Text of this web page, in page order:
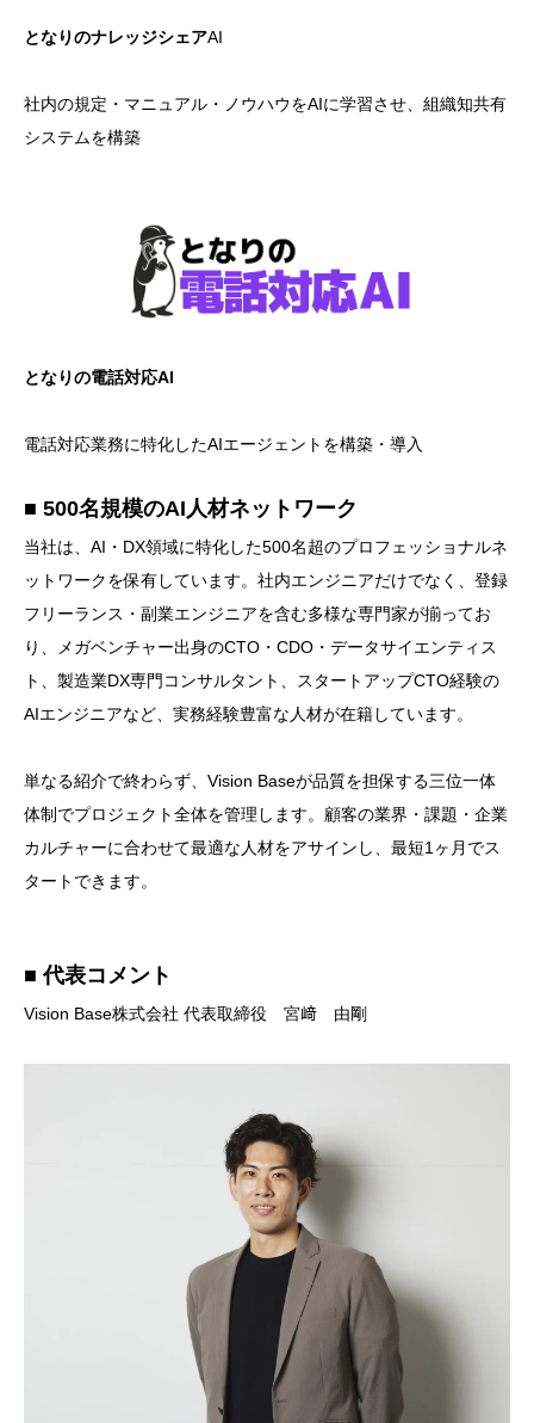
となりのナレッジシェアAI
社内の規定・マニュアル・ノウハウをAIに学習させ、組織知共有
システムを構築
となりの電話対応AI
電話対応業務に特化したAIエージェントを構築・導入
■ 500名規模のAI人材ネットワーク
当社は、AI・DX領域に特化した500名超のプロフェッショナルネ
ットワークを保有しています。社内エンジニアだけでなく、登録
フリーランス・副業エンジニアを含む多様な専門家が揃ってお
り、メガベンチャー出身のCTO・CDO・データサイエンティス
ト、製造業DX専門コンサルタント、スタートアップCTO経験の
AIエンジニアなど、実務経験豊富な人材が在籍しています。
単なる紹介で終わらず、Vision Baseが品質を担保する三位一体
体制でプロジェクト全体を管理します。顧客の業界・課題・企業
カルチャーに合わせて最適な人材をアサインし、最短1ヶ月でス
タートできます。
■ 代表コメント
Vision Base株式会社 代表取締役 宮﨑 由剛